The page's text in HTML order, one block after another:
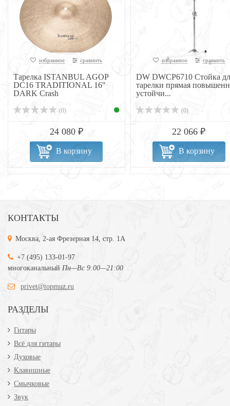
избранное сравнить
Тарелка ISTANBUL AGOP
DC16 TRADITIONAL 16"
DARK Crash
(0)
24 080 ₽
В корзину
избранное сравнить
DW DWCP6710 Стойка
тарелки прямая
устойчи...
(0)
22 066 ₽
В корзину
КОНТАКТЫ
Москва, 2-ая Фрезерная 14, стр. 1А
+7 (495) 133-01-97
многоканальный Пн—Вс 9:00—21:00
privet@topmuz.ru
РАЗДЕЛЫ
Гитары
Всё для гитары
Духовые
Клавишные
Смычковые
Звук